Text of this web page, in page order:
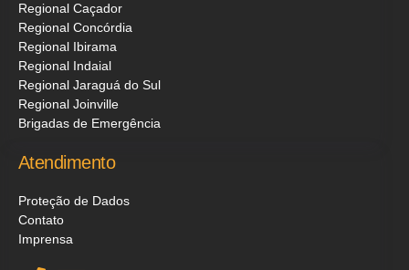
Regional Caçador
Regional Concórdia
Regional Ibirama
Regional Indaial
Regional Jaraguá do Sul
Regional Joinville
Brigadas de Emergência
Atendimento
Proteção de Dados
Contato
Imprensa